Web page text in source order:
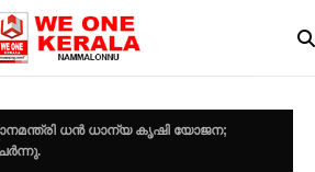
ധന്‍ ധാന്യ കൃഷി യോജന;